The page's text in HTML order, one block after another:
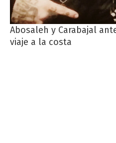
Abosaleh y Carabajal
viaje a la costa